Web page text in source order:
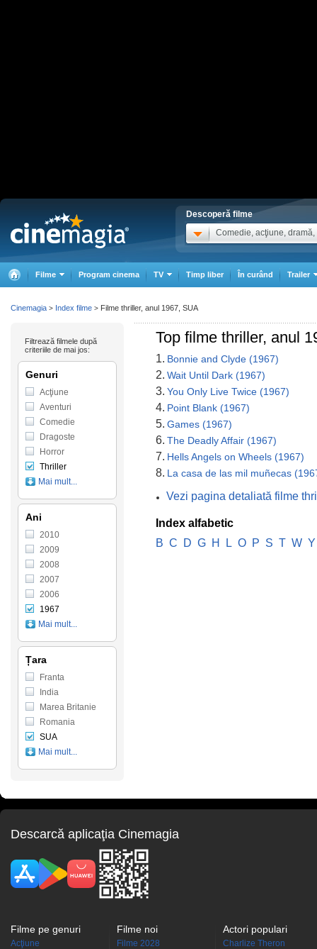
Descoperă filme
Comedie, acţiune, dramă,
Filme Program cinema TV Timp liber În curând Trailer
Top filme thriller, anul
1. Bonnie and Clyde (1967)
2. Wait Until Dark (1967)
3. You Only Live Twice (1967)
4. Point Blank (1967)
5. Games (1967)
6. The Deadly Affair (1967)
7. Hells Angels on Wheels (1967)
8. La casa de las mil muñecas
Vezi pagina detaliată filme
Index alfabetic
B C D G H L O P S T W Y
Filtrează filmele după
criteriile de mai jos:
Genuri
Acţiune
Aventuri
Comedie
Dragoste
Horror
Thriller
Mai mult...
Ani
2010
2009
2008
2007
2006
1967
Mai mult...
Țara
Franta
India
Marea Britanie
Romania
SUA
Mai mult...
Cinemagia > Index filme > Filme thriller, anul 1967, SUA
Descarcă aplicaţia Cinemagia
Filme pe genuri
Acţiune
Filme noi
Filme 2028
Actori populari
Charlize Theron